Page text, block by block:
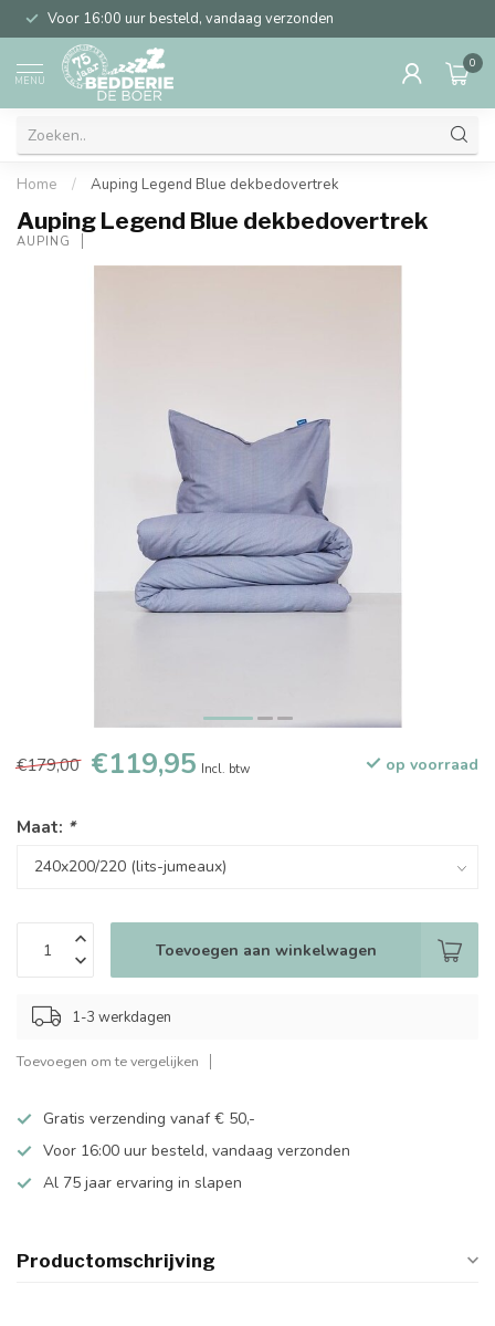
Voor 16:00 uur besteld, vandaag verzonden
MENU
0
Home / Auping Legend Blue dekbedovertrek
Auping Legend Blue dekbedovertrek
AUPING
€179,00 €119,95 Incl. btw op voorraad
Maat: *
Toevoegen aan winkelwagen
1-3 werkdagen
Toevoegen om te vergelijken
Gratis verzending vanaf € 50,-
Voor 16:00 uur besteld, vandaag verzonden
Al 75 jaar ervaring in slapen
Productomschrijving